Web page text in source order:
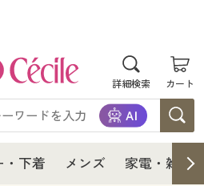
詳細検索 カート
・下着 メンズ 家電・雑貨